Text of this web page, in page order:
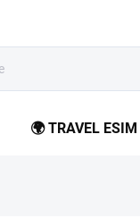
🌍 TRAVEL ESIM